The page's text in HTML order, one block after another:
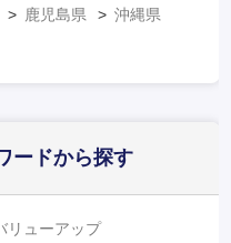
鹿児島県 沖縄県
ードから探す
リューアップ